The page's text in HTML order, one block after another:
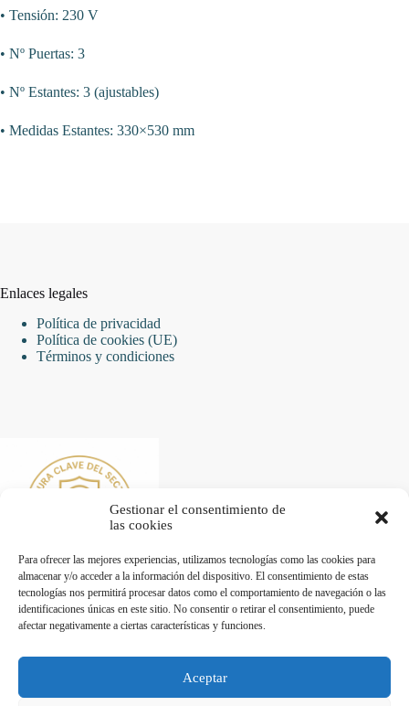
Gestionar el consentimiento de
las cookies
Para ofrecer las mejores experiencias, utilizamos tecnologías como las cookies para
almacenar y/o acceder a la información del dispositivo. El consentimiento de estas
tecnologías nos permitirá procesar datos como el comportamiento de navegación o las
identificaciones únicas en este sitio. No consentir o retirar el consentimiento, puede
afectar negativamente a ciertas características y funciones.
Aceptar
• Tensión: 230 V
• Nº Puertas: 3
• Nº Estantes: 3 (ajustables)
• Medidas Estantes: 330×530 mm
Enlaces legales
Política de privacidad
Política de cookies (UE)
Términos y condiciones